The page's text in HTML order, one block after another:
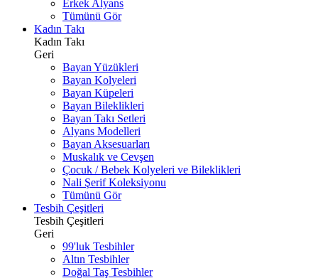
Erkek Alyans
Tümünü Gör
Kadın Takı
Kadın Takı
Geri
Bayan Yüzükleri
Bayan Kolyeleri
Bayan Küpeleri
Bayan Bileklikleri
Bayan Takı Setleri
Alyans Modelleri
Bayan Aksesuarları
Muskalık ve Cevşen
Çocuk / Bebek Kolyeleri ve Bileklikleri
Nali Şerif Koleksiyonu
Tümünü Gör
Tesbih Çeşitleri
Tesbih Çeşitleri
Geri
99'luk Tesbihler
Altın Tesbihler
Doğal Taş Tesbihler